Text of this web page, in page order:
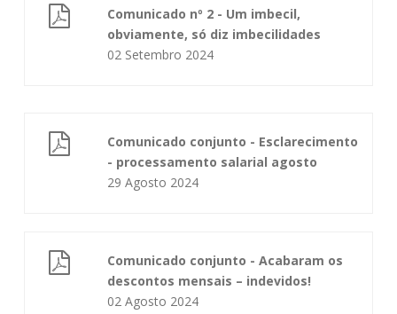
Comunicado nº 2 - Um imbecil,
obviamente, só diz imbecilidades
02 Setembro 2024
Comunicado conjunto - Esclarecimento
- processamento salarial agosto
29 Agosto 2024
Comunicado conjunto - Acabaram os
descontos mensais – indevidos!
02 Agosto 2024